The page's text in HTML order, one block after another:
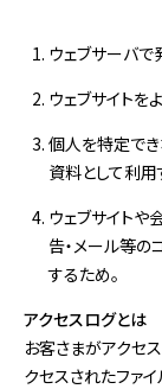
ウェブサーバ
ウェブサイトを
個人を特定で
資料として利用
ウェブサイトや
告・メール等
するため。
アクセスログとは
お客さまがアクセ
クセスされたファ